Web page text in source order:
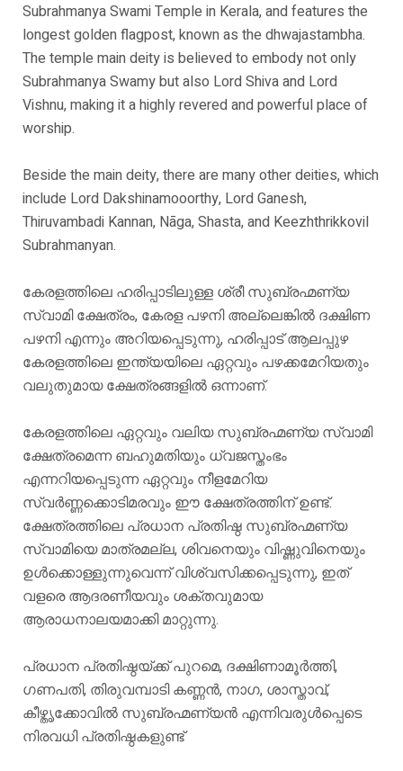
Subrahmanya Swami Temple in Kerala, and features the
longest golden flagpost, known as the dhwajastambha.
The temple main deity is believed to embody not only
Subrahmanya Swamy but also Lord Shiva and Lord
Vishnu, making it a highly revered and powerful place of
worship.
Beside the main deity, there are many other deities, which
include Lord Dakshinamooorthy, Lord Ganesh,
Thiruvambadi Kannan, Nāga, Shasta, and Keezhthrikkovil
Subrahmanyan.
കേരളത്തിലെ ഹരിപ്പാടിലുള്ള ശ്രീ സുബ്രഹ്മണ്യ
സ്വാമി ക്ഷേത്രം, കേരള പഴനി അല്ലെങ്കിൽ ദക്ഷിണ
പഴനി എന്നും അറിയപ്പെടുന്നു, ഹരിപ്പാട് ആലപ്പുഴ
കേരളത്തിലെ ഇന്ത്യയിലെ ഏറ്റവും പഴക്കമേറിയതും
വലുതുമായ ക്ഷേത്രങ്ങളിൽ ഒന്നാണ്.
കേരളത്തിലെ ഏറ്റവും വലിയ സുബ്രഹ്മണ്യ സ്വാമി
ക്ഷേത്രമെന്ന ബഹുമതിയും ധ്വജസ്തംഭം
എന്നറിയപ്പെടുന്ന ഏറ്റവും നീളമേറിയ
സ്വർണ്ണക്കൊടിമരവും ഈ ക്ഷേത്രത്തിന് ഉണ്ട്.
ക്ഷേത്രത്തിലെ പ്രധാന പ്രതിഷ്ഠ സുബ്രഹ്മണ്യ
സ്വാമിയെ മാത്രമല്ല, ശിവനെയും വിഷ്ണുവിനെയും
ഉൾക്കൊള്ളുന്നുവെന്ന് വിശ്വസിക്കപ്പെടുന്നു, ഇത്
വളരെ ആദരണീയവും ശക്തവുമായ
ആരാധനാലയമാക്കി മാറ്റുന്നു.
പ്രധാന പ്രതിഷ്ഠയ്ക്ക് പുറമെ, ദക്ഷിണാമൂർത്തി,
ഗണപതി, തിരുവമ്പാടി കണ്ണൻ, നാഗ, ശാസ്താവ്,
കീഴ്തൃക്കോവിൽ സുബ്രഹ്മണ്യൻ എന്നിവരുൾപ്പെടെ
നിരവധി പ്രതിഷ്ഠകളുണ്ട്